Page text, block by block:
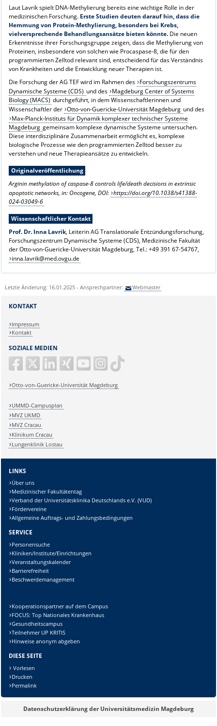
Laut Lavrik spielt DNA-Methylierung bereits eine wichtige Rolle in der
medizinischen Forschung. Erste Studien deuten darauf hin, dass die
Hemmung von Protein-Methylierung, besonders bei Krebs,
vielversprechende Behandlungsansätze bieten könnte.Die neuen
Erkenntnisse ihrer Forschungsgruppe zeigen, dass die Methylierung von
Proteinen, insbesondere von solchen wie Procaspase-8, die für den
programmierten Zelltod relevant sind, entscheidend für das Verständnis
von Krankheiten und die Entwicklung neuer Therapien ist.
Die Forschung der AG TEF wird im Rahmen des Forschungszentrums
Dynamische Systeme (CDS) und des Magdeburg Center of Systems
Biology (MACS) durchgeführt, in dem Wissenschaftlerinnen und
Wissenschaftler der Otto-von-Guericke-Universität Magdeburg und des
Max-Planck-Instituts für Dynamik komplexer technischer Systeme
Magdeburg gemeinsam komplexe dynamische Systeme untersuchen.
Diese interdisziplinäre Zusammenarbeit ermöglicht es, komplexe
biologische Prozesse wie den programmierten Zelltod besser zu
verstehen und neue Therapieansätze zu entwickeln.
Originalveröffentlichung
Arginin methylation of caspase-8 controls life/death decisions in extrinsic
apoptotic networks, in: Oncogene, DOI: https://doi.org/10.1038/s41388-
024-03049-6
Wissenschaftlicher Kontakt
Prof. Dr. Inna Lavrik, Leiterin AG Translationale Entzündungsforschung,
Forschungszentrum Dynamische Systeme (CDS), Medizinische Fakultät
der Otto-von-Guericke-Universität Magdeburg, Tel.: +49 391 67-54767,
inna.lavrik@med.ovgu.de
Letzte Änderung: 16.01.2025 - Ansprechpartner: Webmaster
SOZIALE MEDIEN
Otto-von-Guericke-Universität Magdeburg
KONTAKT
Impressum
Kontakt
UMMD-Campusplan
MVZ UKMD
MVZ Cracau
Klinikum Cracau
Lungenklinik Lostau
LINKS
Über uns
Medizinischer Fakultätentag
Verband der Universitätsklinika Deutschlands e.V. (VUD)
Fördervereine
Allgemeine Auftrags- und Zahlungsbedingungen
SERVICE
Personensuche
Kliniken/Institute/Einrichtungen
Veranstaltungskalender
Barrierefreiheit
Beschwerdemanagement
Kooperationspartner auf dem Campus
FOCUS: Top Nationales Krankenhaus
Gesundheitscampus
Teilnehmer UP KRITIS
Hinweise anonym abgeben
DIESE SEITE
Vorlesen
Drucken
Permalink
Datenschutzerklärung der Universitätsmedizin Magdeburg